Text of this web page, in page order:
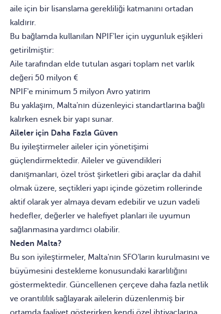
aile için bir lisanslama gerekliliği katmanını ortadan
kaldırır.
Bu bağlamda kullanılan NPIF'ler için uygunluk eşikleri
getirilmiştir:
Aile tarafından elde tutulan asgari toplam net varlık
değeri 50 milyon €
NPIF'e minimum 5 milyon Avro yatırım
Bu yaklaşım, Malta'nın düzenleyici standartlarına bağlı
kalırken esnek bir yapı sunar.
Aileler için Daha Fazla Güven
Bu iyileştirmeler aileler için yönetişimi
güçlendirmektedir. Aileler ve güvendikleri
danışmanları, özel tröst şirketleri gibi araçlar da dahil
olmak üzere, seçtikleri yapı içinde gözetim rollerinde
aktif olarak yer almaya devam edebilir ve uzun vadeli
hedefler, değerler ve halefiyet planları ile uyumun
sağlanmasına yardımcı olabilir.
Neden Malta?
Bu son iyileştirmeler, Malta'nın SFO'ların kurulmasını ve
büyümesini destekleme konusundaki kararlılığını
göstermektedir. Güncellenen çerçeve daha fazla netlik
ve orantılılık sağlayarak ailelerin düzenlenmiş bir